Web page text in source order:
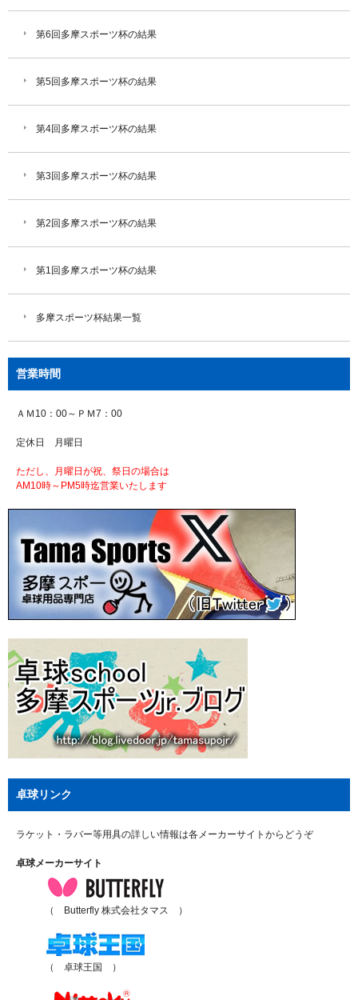
第6回多摩スポーツ杯の結果
第5回多摩スポーツ杯の結果
第4回多摩スポーツ杯の結果
第3回多摩スポーツ杯の結果
第2回多摩スポーツ杯の結果
第1回多摩スポーツ杯の結果
多摩スポーツ杯結果一覧
営業時間
ＡＭ10：00～ＰＭ7：00
定休日 月曜日
ただし、月曜日が祝、祭日の場合は
AM10時～PM5時迄営業いたします
卓球リンク
ラケット・ラバー等用具の詳しい情報は各メーカーサイトからどうぞ
卓球メーカーサイト
（ Butterfly 株式会社タマス ）
（ 卓球王国 ）